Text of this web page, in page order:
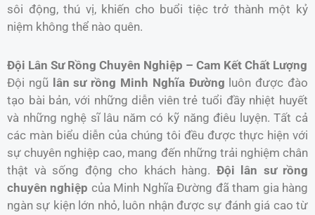
sôi động, thú vị, khiến cho buổi tiệc trở thành một kỷ
niệm không thể nào quên.
Đội Lân Sư Rồng Chuyên Nghiệp – Cam Kết Chất Lượng
Đội ngũ lân sư rồng Minh Nghĩa Đường luôn được đào
tạo bài bản, với những diễn viên trẻ tuổi đầy nhiệt huyết
và những nghệ sĩ lâu năm có kỹ năng điêu luyện. Tất cả
các màn biểu diễn của chúng tôi đều được thực hiện với
sự chuyên nghiệp cao, mang đến những trải nghiệm chân
thật và sống động cho khách hàng. Đội lân sư rồng
chuyên nghiệp của Minh Nghĩa Đường đã tham gia hàng
ngàn sự kiện lớn nhỏ, luôn nhận được sự đánh giá cao từ